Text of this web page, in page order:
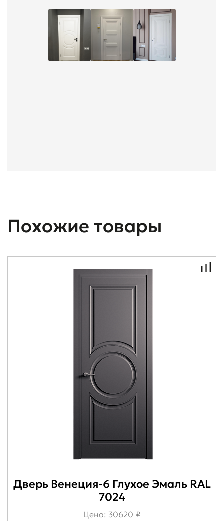
Похожие товары
Дверь Венеция-6 Глухое Эмаль RAL
7024
Цена: 30620 ₽